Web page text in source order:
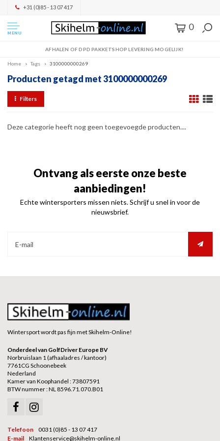
+31 (0)85 - 13 07 417
MENU
0
AFHALEN OF DPD PAKKETSHOP LEVERING MOGELIJK!
Home Tags 3100000000269
Producten getagd met 3100000000269
Filters
Deze categorie heeft nog geen toegevoegde producten....
Ontvang als eerste onze beste
aanbiedingen!
Echte wintersporters missen niets. Schrijf u snel in voor de
nieuwsbrief.
Wintersport wordt pas fijn met Skihelm-Online!
Onderdeel van GolfDriver Europe BV
Norbruislaan 1 (afhaaladres / kantoor)
7761CG Schoonebeek
Nederland
Kamer van Koophandel : 73807591
BTW nummer : NL 8596.71.070.B01
Telefoon
0031 (0)85 - 13 07 417
E-mail
Klantenservice@skihelm-online.nl